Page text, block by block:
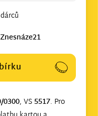
0300, VS5517. Pro